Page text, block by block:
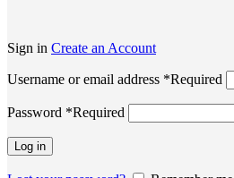
Sign in Create an Account
Username or email address *Required
Password *Required
Log in